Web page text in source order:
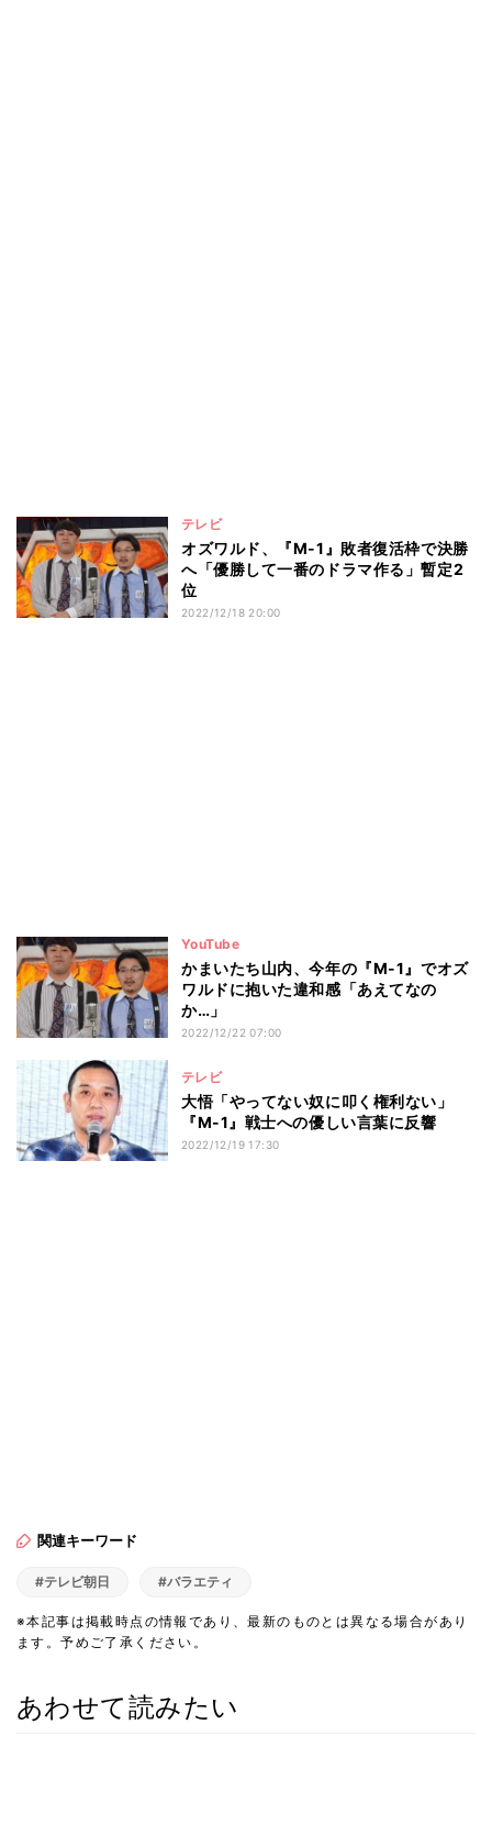
テレビ
オズワルド、『M-1』敗者復活枠で決勝
へ「優勝して一番のドラマ作る」暫定2
位
2022/12/18 20:00
YouTube
かまいたち山内、今年の『M-1』でオズ
ワルドに抱いた違和感「あえてなの
か…」
2022/12/22 07:00
テレビ
大悟「やってない奴に叩く権利ない」
『M-1』戦士への優しい言葉に反響
2022/12/19 17:30
関連キーワード
#テレビ朝日 #バラエティ
※本記事は掲載時点の情報であり、最新のものとは異なる場合があり
ます。予めご了承ください。
あわせて読みたい